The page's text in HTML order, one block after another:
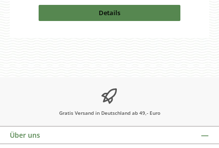
Details
Gratis Versand in Deutschland ab 49,- Euro
Über uns